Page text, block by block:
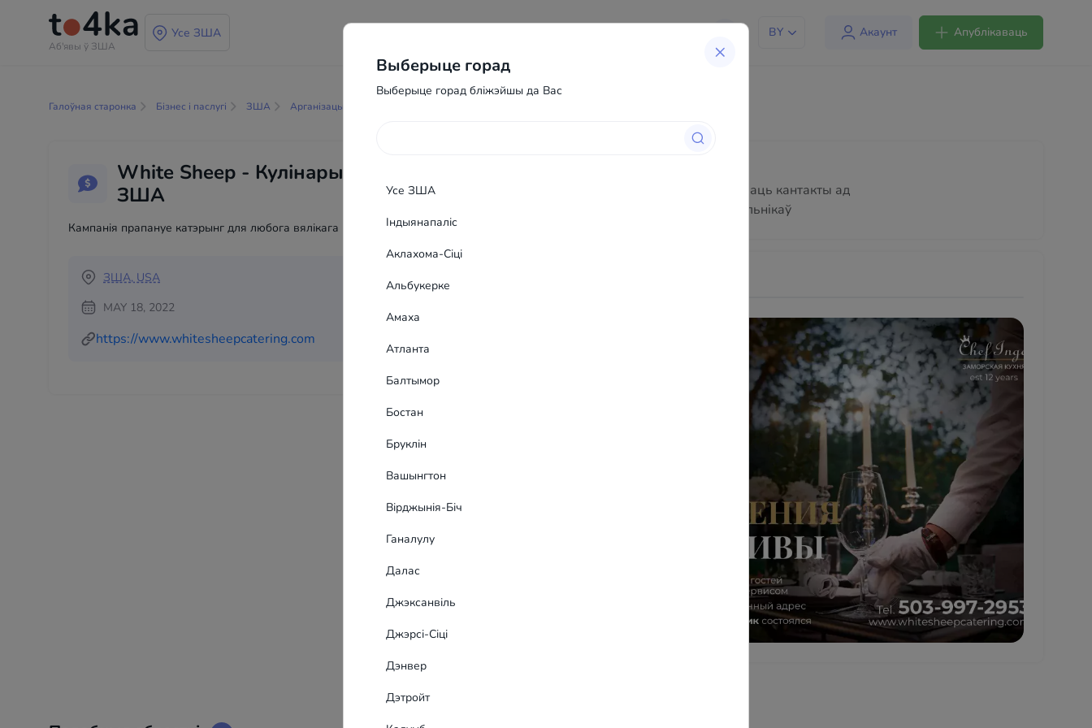
Аб'явы ў ЗША
Усе ЗША BY Акаунт Апублікаваць
Галоўная старонка Бізнес і паслугі ЗША Арганізацыя падзей
Аўтар аб'явы вырашыў схаваць кантакты ад
незарэгістраваных карыстальнікаў
White Sheep - Кулінарыя і кэйтэрынг у
ЗША
Кампанія прапануе катэрынг для любога вялікага падзеі.
ЗША, USA
MAY 18, 2022
https://www.whitesheepcatering.com
Выберыце горад
Выберыце горад бліжэйшы да Вас
Усе ЗША
Індыянапаліс
Аклахома-Сіці
Альбукерке
Амаха
Атланта
Балтымор
Бостан
Бруклін
Вашынгтон
Вірджынія-Біч
Ганалулу
Далас
Джэксанвіль
Джэрсі-Сіці
Дэнвер
Дэтройт